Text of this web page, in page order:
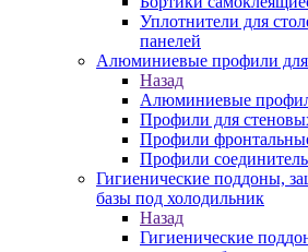
Уплотнители для
панелей
Алюминиевые профили
Назад
Алюминиевые
Профили для
Профили
Профили
Гигиенические поддоны,
базы под холодильник
Назад
Гигиенические